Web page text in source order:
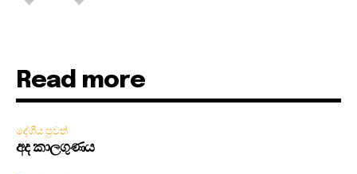
Read more
දේශීය පුවත්
අද කාලගුණය